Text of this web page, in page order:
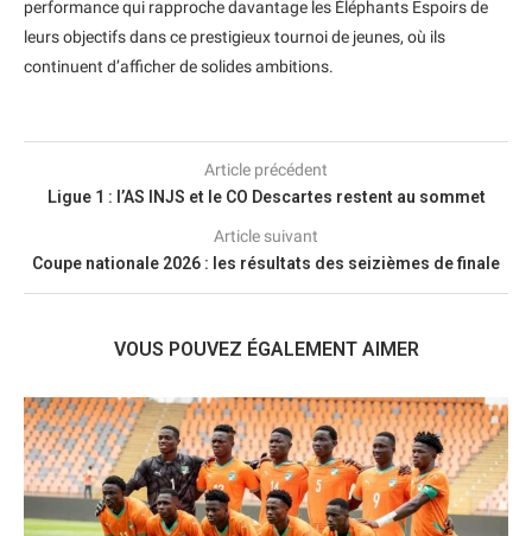
performance qui rapproche davantage les Éléphants Espoirs de
leurs objectifs dans ce prestigieux tournoi de jeunes, où ils
continuent d’afficher de solides ambitions.
Article précédent
Ligue 1 : l’AS INJS et le CO Descartes restent au sommet
Article suivant
Coupe nationale 2026 : les résultats des seizièmes de finale
VOUS POUVEZ ÉGALEMENT AIMER